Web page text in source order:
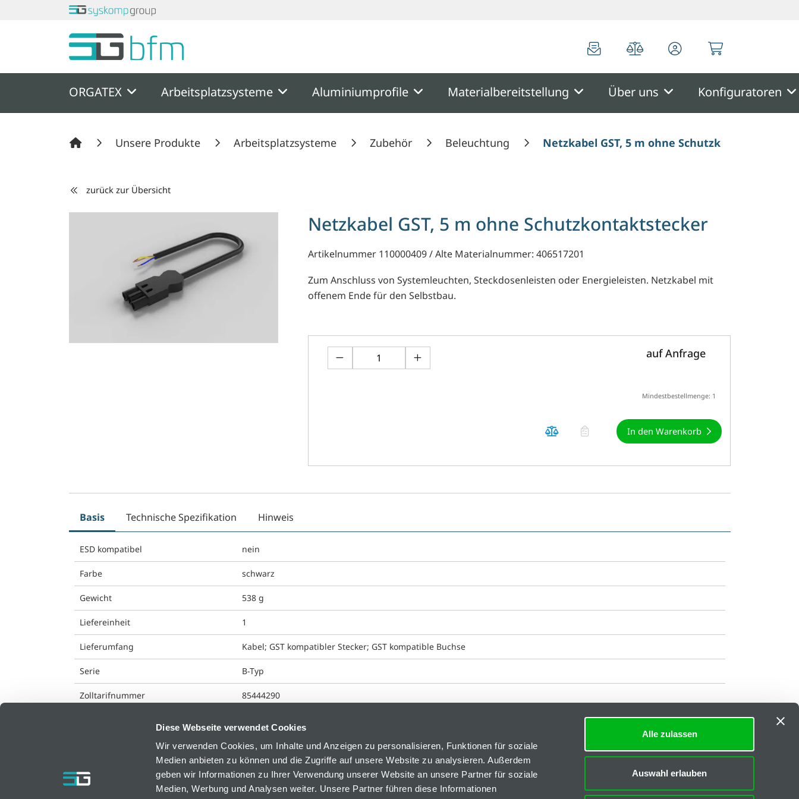
Diese Webseite verwendet Cookies
Wir verwenden Cookies, um Inhalte und Anzeigen zu personalisieren, Funktionen für soziale
Medien anbieten zu können und die Zugriffe auf unsere Website zu analysieren. Außerdem
geben wir Informationen zu Ihrer Verwendung unserer Website an unsere Partner für soziale
Medien, Werbung und Analysen weiter. Unsere Partner führen diese Informationen
Alle zulassen
Auswahl erlauben
Springe zu Hauptinhalt Springe zum Header
ORGATEX Arbeitsplatzsysteme Aluminiumprofile Materialbereitstellung Über uns Konfiguratoren
Unsere Produkte Arbeitsplatzsysteme Zubehör Beleuchtung Netzkabel GST, 5 m ohne Schutzkontaktstecker
zurück zur Übersicht
Netzkabel GST, 5 m ohne Schutzkontaktstecker
Artikelnummer 110000409 / Alte Materialnummer: 406517201
Zum Anschluss von Systemleuchten, Steckdosenleisten oder Energieleisten. Netzkabel mit
offenem Ende für den Selbstbau.
auf Anfrage
Mindestbestellmenge: 1
In den Warenkorb
Basis Technische Spezifikation Hinweis
ESD kompatibel nein
Farbe schwarz
Gewicht 538 g
Liefereinheit 1
Lieferumfang Kabel; GST kompatibler Stecker; GST kompatible Buchse
Serie B-Typ
Zolltarifnummer 85444290
bfm GmbH
Downloads